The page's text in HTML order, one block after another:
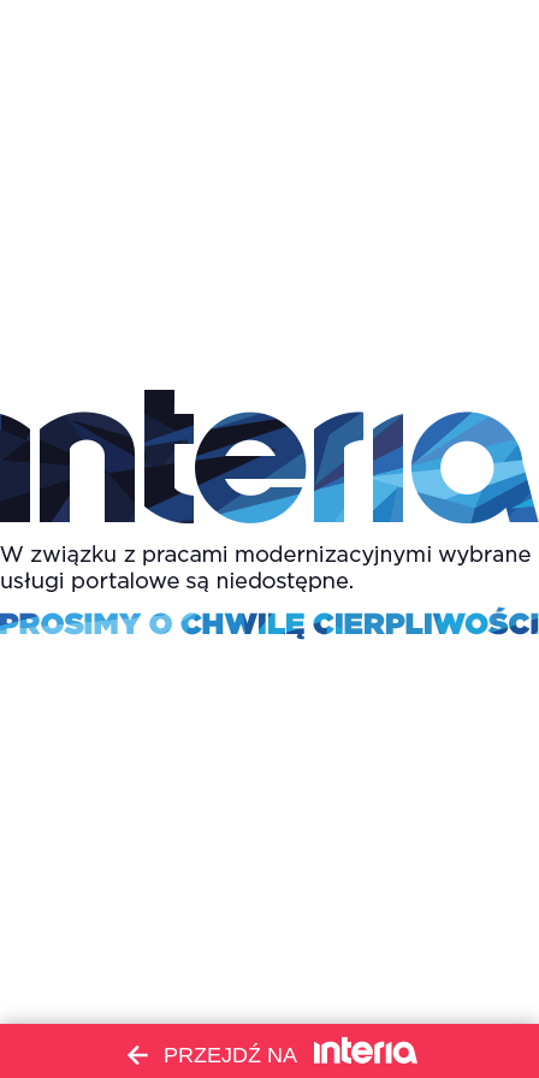
PRZEJDŹ NA